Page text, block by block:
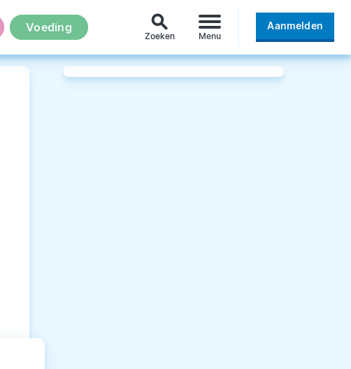
Voeding search
Zoeken Menu
Aanmelden